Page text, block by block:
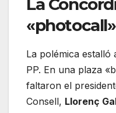
La
La polémica estalló
PP. En una plaza
faltaron el
Consell, Llorenç